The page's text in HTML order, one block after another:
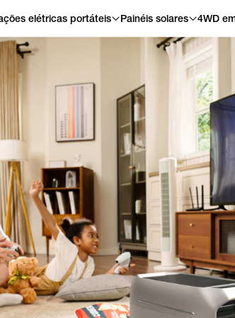
elétricas portáteis Painéis solares 4WD